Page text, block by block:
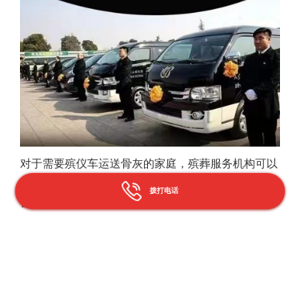
对于需要殡仪车运送骨灰的家庭，殡葬服务机构可以
提供专业的运送服务。这些服务通常包括骨灰盒的妥
善放置、车辆的清洁消毒以及安全稳定的运输过程。
拨打电话